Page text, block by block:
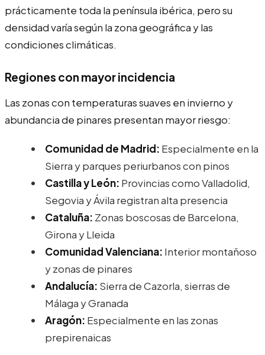
prácticamente toda la península ibérica, pero su
densidad varía según la zona geográfica y las
condiciones climáticas.
Regiones con mayor incidencia
Las zonas con temperaturas suaves en invierno y
abundancia de pinares presentan mayor riesgo:
Comunidad de Madrid: Especialmente en la
Sierra y parques periurbanos con pinos
Castilla y León: Provincias como Valladolid,
Segovia y Ávila registran alta presencia
Cataluña: Zonas boscosas de Barcelona,
Girona y Lleida
Comunidad Valenciana: Interior montañoso
y zonas de pinares
Andalucía: Sierra de Cazorla, sierras de
Málaga y Granada
Aragón: Especialmente en las zonas
prepirenaicas